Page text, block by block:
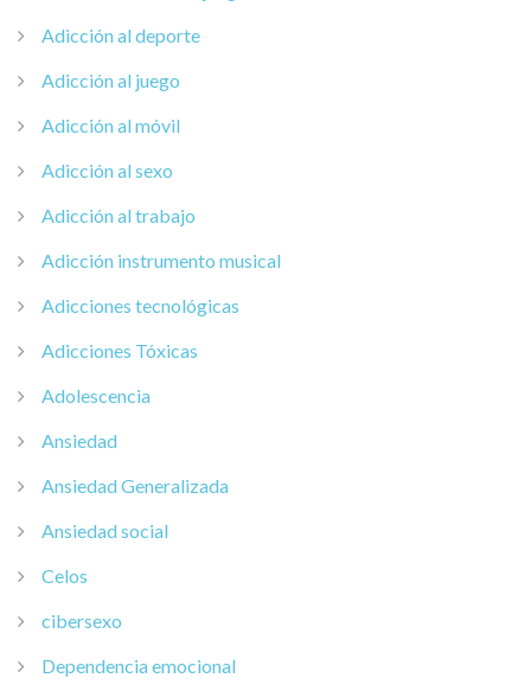
Adicción al deporte
Adicción al juego
Adicción al móvil
Adicción al sexo
Adicción al trabajo
Adicción instrumento musical
Adicciones tecnológicas
Adicciones Tóxicas
Adolescencia
Ansiedad
Ansiedad Generalizada
Ansiedad social
Celos
cibersexo
Dependencia emocional